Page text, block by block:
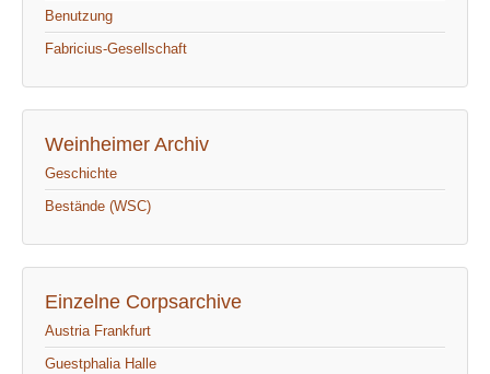
Benutzung
Fabricius-Gesellschaft
Weinheimer Archiv
Geschichte
Bestände (WSC)
Einzelne Corpsarchive
Austria Frankfurt
Guestphalia Halle